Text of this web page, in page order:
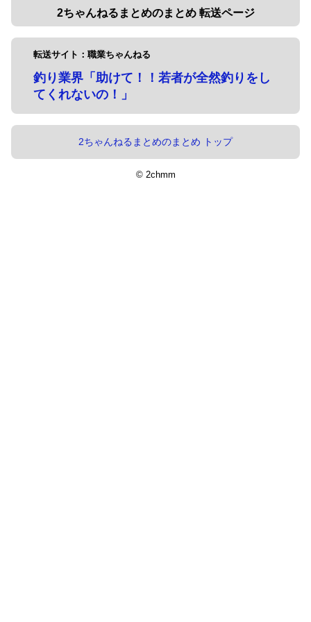
2ちゃんねるまとめのまとめ 転送ページ
転送サイト：職業ちゃんねる
釣り業界「助けて！！若者が全然釣りをし
てくれないの！」
2ちゃんねるまとめのまとめ トップ
© 2chmm